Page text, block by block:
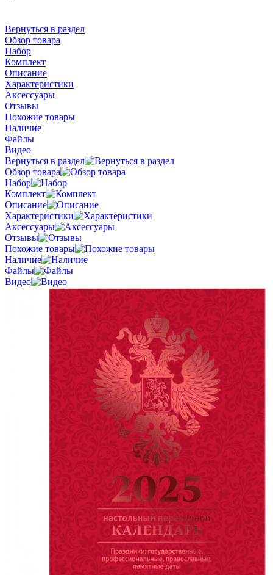
Вернуться в раздел
Обзор товара
Набор
Комплект
Описание
Характеристики
Аксессуары
Отзывы
Похожие товары
Наличие
Файлы
Видео
Вернуться в раздел
Обзор товара
Набор
Комплект
Описание
Характеристики
Аксессуары
Отзывы
Похожие товары
Наличие
Файлы
Видео